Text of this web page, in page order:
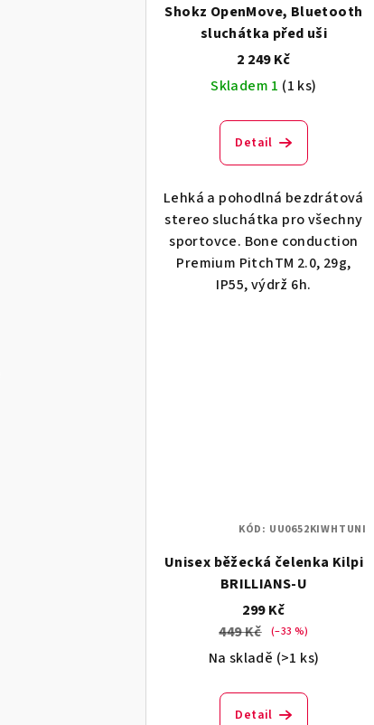
Shokz OpenMove, Bluetooth
sluchátka před uši
2 249 Kč
Skladem 1 (1 ks)
Detail
Lehká a pohodlná bezdrátová
stereo sluchátka pro všechny
sportovce. Bone conduction
Premium PitchTM 2.0, 29g,
IP55, výdrž 6h.
Unisex běžecká čelenka Kilpi
BRILLIANS-U
299 Kč
449 Kč
(–33 %)
Na skladě (>1 ks)
Detail
KÓD: UU0652KIWHTUNI